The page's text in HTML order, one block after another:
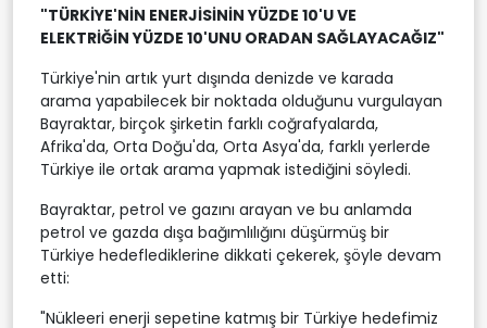
"TÜRKİYE'NİN ENERJİSİNİN YÜZDE 10'U VE
ELEKTRİĞİN YÜZDE 10'UNU ORADAN SAĞLAYACAĞIZ"
Türkiye'nin artık yurt dışında denizde ve karada
arama yapabilecek bir noktada olduğunu vurgulayan
Bayraktar, birçok şirketin farklı coğrafyalarda,
Afrika'da, Orta Doğu'da, Orta Asya'da, farklı yerlerde
Türkiye ile ortak arama yapmak istediğini söyledi.
Bayraktar, petrol ve gazını arayan ve bu anlamda
petrol ve gazda dışa bağımlılığını düşürmüş bir
Türkiye hedeflediklerine dikkati çekerek, şöyle devam
etti:
"Nükleeri enerji sepetine katmış bir Türkiye hedefimiz